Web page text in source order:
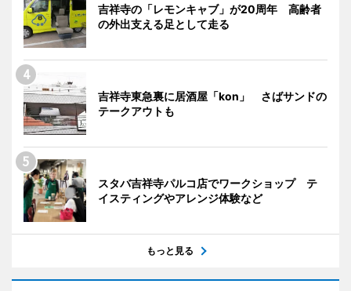
吉祥寺の「レモンキャブ」が20周年 高齢者
の外出支える足として走る
吉祥寺東急裏に居酒屋「kon」 さばサンドの
テークアウトも
スタバ吉祥寺パルコ店でワークショップ テ
イスティングやアレンジ体験など
もっと見る